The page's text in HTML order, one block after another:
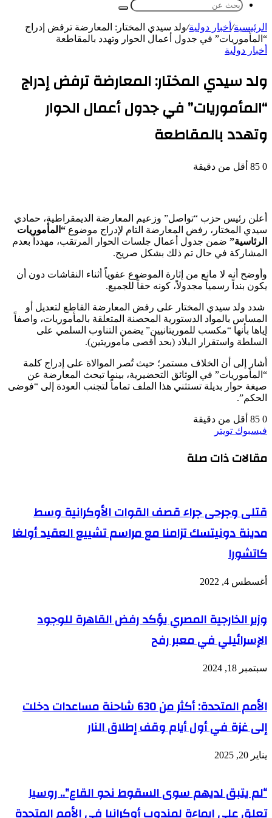
بحث
عن
الرئيسية/ أخبار دولية/ولد سيدي المختار: المعارضة ترفض إدراج
“المأموريات” في جدول أعمال الحوار وتهدد بالمقاطعة
أخبار دولية
ولد سيدي المختار: المعارضة ترفض إدراج
“المأموريات” في جدول أعمال الحوار
وتهدد بالمقاطعة
0 أقل من دقيقة
أعلن رئيس حزب “تواصل” وزعيم المعارضة الديمقراطية، حمادي
سيدي المختار، رفض المعارضة التام لإدراج موضوع “المأموريات
الرئاسية” ضمن جدول أعمال جلسات الحوار المرتقب، مهدداً بعدم
المشاركة في حال تم ذلك بشكل صريح.
وأوضح أنه لا مانع من إثارة الموضوع عفوياً أثناء النقاشات دون أن
يكون بنداً رسمياً مجدولاً، كونه حقاً للجميع.
شدد ولد سيدي المختار على رفض المعارضة القاطع لتعديل أو
المساس بالمواد الدستورية المحصنة المتعلقة بالمأموريات، واصفاً
إياها بأنها “مكسب للموريتانيين” يضمن التناوب السلمي على
السلطة واستقرار البلاد (بحد أقصى مأموريتين).
أشار إلى أن الخلاف مستمر؛ حيث تُصر الموالاة على إدراج كلمة
“المأموريات” في الوثائق التحضيرية، بينما تبحث المعارضة عن
صيغة حوار بديلة تستثني هذا الملف تماماً لتجنب العودة إلى “فوضى
الحكم”.
0
أقل من دقيقة
فيسبوك تويتر
البريد
مقالات ذات صلة
قتلى وجرحى جراء قصف القوات الأوكرانية وسط
مدينة دونيتسك تزامنا مع مراسم تشييع العقيد أولغا
كاتشورا
أغسطس 4, 2022
وزير الخارجية المصري يؤكد رفض القاهرة للوجود
الإسرائيلي في معبر رفح
سبتمبر 18, 2024
الأمم المتحدة: أكثر من 630 شاحنة مساعدات دخلت
إلى غزة في أول أيام وقف إطلاق النار
يناير 20, 2025
“لم يتبق لديهم سوى السقوط نحو القاع”.. روسيا